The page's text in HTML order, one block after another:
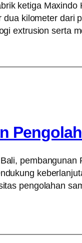
ketiga
dua kilometer dari
extrusion serta
pengolahan